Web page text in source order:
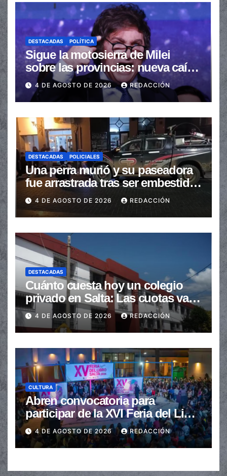
DESTACADAS POLÍTICA
Sigue la motosierra de Milei
sobre las provincias: nueva caída
de las transferencias no
automáticas
4 DE AGOSTO DE 2026 REDACCIÓN
DESTACADAS POLICIALES
Una perra murió y su paseadora
fue arrastrada tras ser embestidas
en la senda peatonal
4 DE AGOSTO DE 2026 REDACCIÓN
DESTACADAS
Cuánto cuesta hoy un colegio
privado en Salta: Las cuotas van
de $110.000 a más de $600.000
4 DE AGOSTO DE 2026 REDACCIÓN
CULTURA
Abren convocatoria para
participar de la XVI Feria del Libro
de Salta
4 DE AGOSTO DE 2026 REDACCIÓN